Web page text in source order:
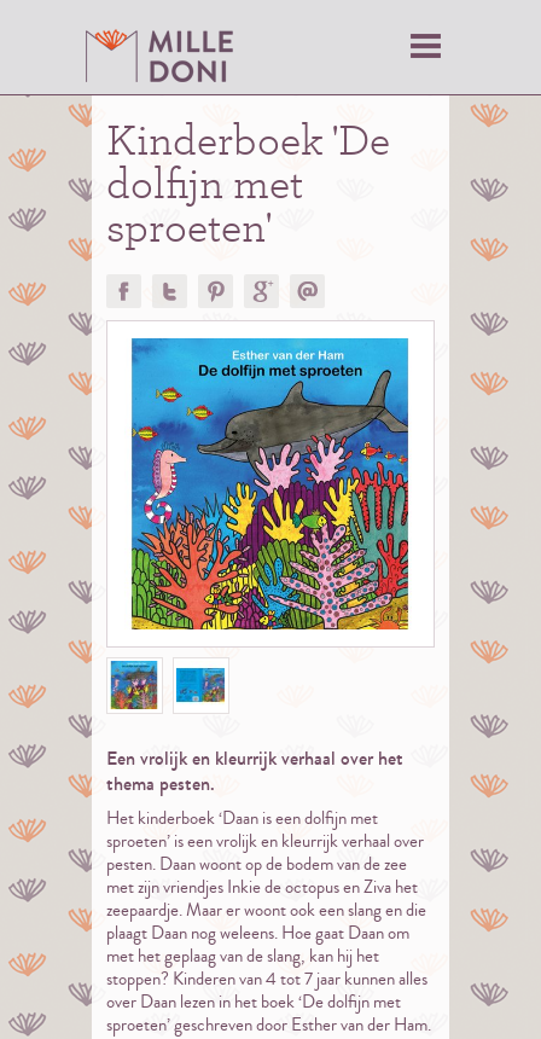
Kinderboek 'De
dolfijn met
sproeten'
Een vrolijk en kleurrijk verhaal over het
thema pesten.
Het kinderboek ‘Daan is een dolfijn met
sproeten’ is een vrolijk en kleurrijk verhaal over
pesten. Daan woont op de bodem van de zee
met zijn vriendjes Inkie de octopus en Ziva het
zeepaardje. Maar er woont ook een slang en die
plaagt Daan nog weleens. Hoe gaat Daan om
met het geplaag van de slang, kan hij het
stoppen? Kinderen van 4 tot 7 jaar kunnen alles
over Daan lezen in het boek ‘De dolfijn met
sproeten’ geschreven door Esther van der Ham.